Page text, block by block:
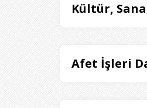
Kültür,
Afet İşleri